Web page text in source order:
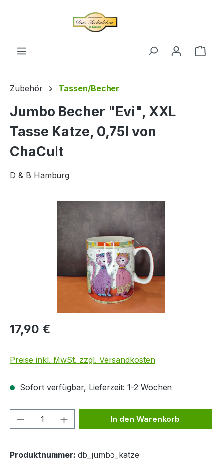
Zubehör Tassen/Becher
Jumbo Becher "Evi", XXL
Tasse Katze, 0,75l von
ChaCult
D & B Hamburg
Bildergalerie überspringen
17,90 €
Preise inkl. MwSt. zzgl. Versandkosten
Sofort verfügbar, Lieferzeit: 1-2 Wochen
Produkt Anzahl: Gib denIn den Warenkorb
Produktnummer: db_jumbo_katze